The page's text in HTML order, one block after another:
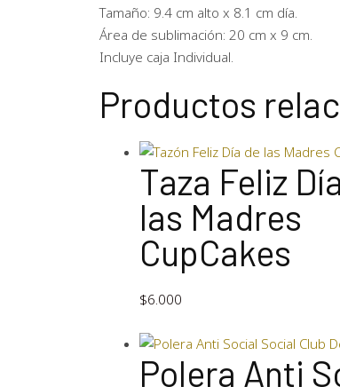
Tamaño: 9.4 cm alto x 8.1 cm día.
Área de sublimación: 20 cm x 9 cm.
Incluye caja Individual.
Productos
Taza Feliz
las Madres
CupCakes
$6.000
Polera Anti